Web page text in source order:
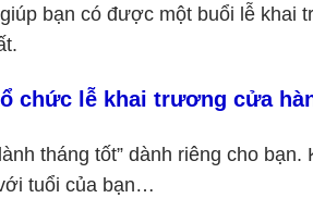
bạn có được một buổi lễ khai
chức lễ khai trương cửa
tháng tốt” dành riêng cho bạn.
tuổi của bạn…